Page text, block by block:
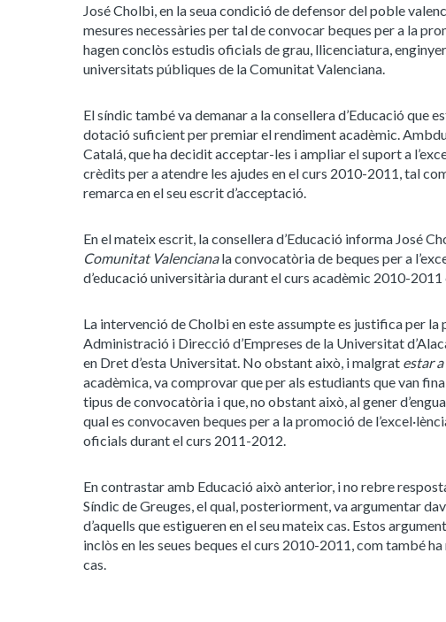
José Cholbi, en la seua condició de defensor del poble
mesures necessàries per tal de convocar beques per a la
hagen conclòs estudis oficials de grau, llicenciatura,
universitats públiques de la Comunitat Valenciana.
El síndic també va demanar a la consellera d’Educació
dotació suficient per premiar el rendiment acadèmic.
Catalá, que ha decidit acceptar-les i ampliar el suport a
crèdits per a atendre les ajudes en el curs 2010-2011, tal
remarca en el seu escrit d’acceptació.
En el mateix escrit, la consellera d’Educació informa José
Comunitat Valencianala convocatòria de beques per a
d’educació universitària durant el curs acadèmic 2010-
La intervenció de Cholbi en este assumpte es justifica per la
Administració i Direcció d’Empreses de la Universitat
en Dret d’esta Universitat. No obstant això, i malgrat estar a
acadèmica, va comprovar que per als estudiants que van
tipus de convocatòria i que, no obstant això, al gener
qual es convocaven beques per a la promoció de
oficials durant el curs 2011-2012.
En contrastar amb Educació això anterior, i no rebre
Síndic de Greuges, el qual, posteriorment, va argumentar
d’aquells que estigueren en el seu mateix cas. Estos
inclòs en les seues beques el curs 2010-2011, com també
cas.